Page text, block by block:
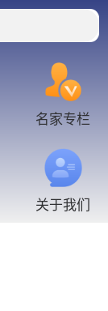
名家专栏
关于我们